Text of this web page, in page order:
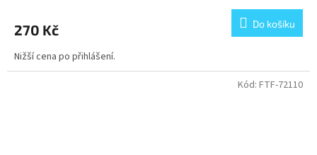
270 Kč Do košíku
Nižší cena po přihlášení.
Kód: FTF-72110